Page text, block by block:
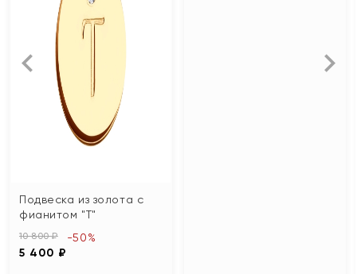
Подвеска из золота с
фианитом "Т"
10 800 ₽
5 400 ₽
-50%